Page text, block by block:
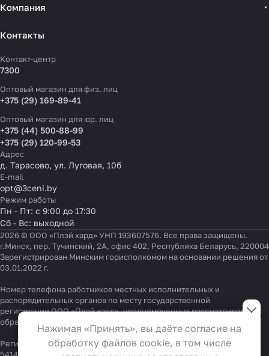
Компания
Контакты
Контакт-центр
7300
Оптовый магазин для физ. лиц
+375 (29) 169-89-41
Оптовый магазин для юр. лиц
+375 (44) 500-88-99
+375 (29) 120-99-53
Адрес
д. Тарасово, ул. Луговая, 10б
E-mail
opt@3ceni.by
Режим работы
Пн - Пт: с 9:00 до 17:30
Сб - Вс: выходной
2026 © ООО «Плэй хард» УНП 193607576. Все права защищены.
г.Минск, пер. Тучинский, 2А, офис 402, Республика Беларусь, 220004
Зарегистрирован Минским горисполкомом на основании решения от
03.01.2022 г.
Номер телефона работников местных исполнительных и
распорядительных органов по месту государственной
регистрации ООО «Плэй хард», уполномоченных рассматривать
обращения покупателей:
Регистрационный номер в Торговом реестре Республики Беларусь
Настройки файлов cookie
Функциональные
Эти файлы необходимы для
функционирования сайта и не
Нажимая «Принять», вы даёте согласие на
обработку файлов cookie, в том числе